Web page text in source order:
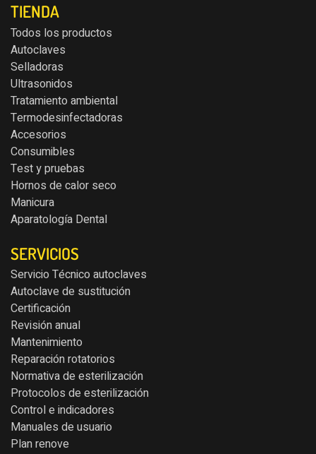
TIENDA
Todos los productos
Autoclaves
Selladoras
Ultrasonidos
Tratamiento ambiental
Termodesinfectadoras
Accesorios
Consumibles
Test y pruebas
Hornos de calor seco
Manicura
Aparatología Dental
SERVICIOS
Servicio Técnico autoclaves
Autoclave de sustitución
Certificación
Revisión anual
Mantenimiento
Reparación rotatorios
Normativa de esterilización
Protocolos de esterilización
Control e indicadores
Manuales de usuario
Plan renove